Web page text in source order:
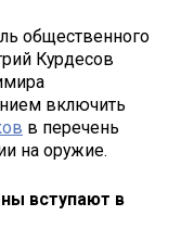
общественного
Курдесов
включить
в перечень
на оружие.
вступают в